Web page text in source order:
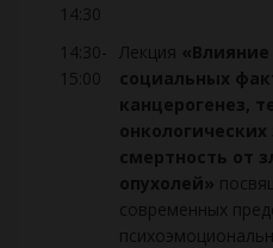
14:30
14:30-
15:00
Лекция
социальных
канцерогенез,
смертность от
опухолей»
современных